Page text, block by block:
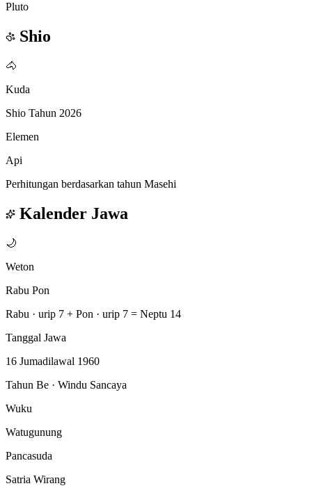
Pluto
Shio
🐴
Kuda
Shio Tahun 2026
Elemen
Api
Perhitungan berdasarkan tahun Masehi
Kalender Jawa
🌙
Weton
Rabu Pon
Rabu · urip 7 + Pon · urip 7 = Neptu 14
Tanggal Jawa
16 Jumadilawal 1960
Tahun Be · Windu Sancaya
Wuku
Watugunung
Pancasuda
Satria Wirang